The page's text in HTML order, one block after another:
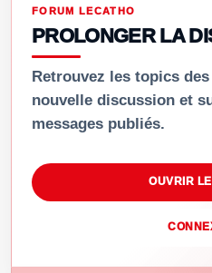
FORUM LECATHO
PROLONGER LA
Retrouvez les topics
nouvelle discussion et
messages publiés.
OUVRIR